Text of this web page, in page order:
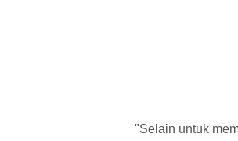
"Selain untuk